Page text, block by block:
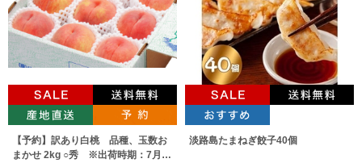
【予約】訳あり白桃 品種、玉数お
まかせ 2kg ○秀 ※出荷時期：7月下
淡路島たまねぎ餃子40個